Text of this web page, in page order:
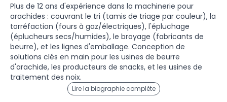
Plus de 12 ans d'expérience dans la machinerie pour
arachides : couvrant le tri (tamis de triage par couleur), la
torréfaction (fours à gaz/électriques), l'épluchage
(éplucheurs secs/humides), le broyage (fabricants de
beurre), et les lignes d'emballage. Conception de
solutions clés en main pour les usines de beurre
d'arachide, les producteurs de snacks, et les usines de
traitement des noix.
Lire la biographie complète